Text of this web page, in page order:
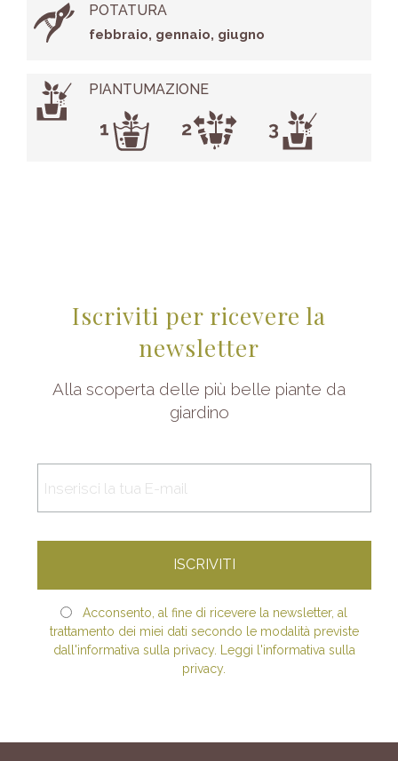
POTATURA
febbraio, gennaio, giugno
PIANTUMAZIONE
Iscriviti per ricevere la
newsletter
Alla scoperta delle più belle piante da
giardino
Acconsento, al fine di ricevere la newsletter, al
trattamento dei miei dati secondo le modalità previste
dall'informativa sulla privacy. Leggi l'informativa sulla
privacy.